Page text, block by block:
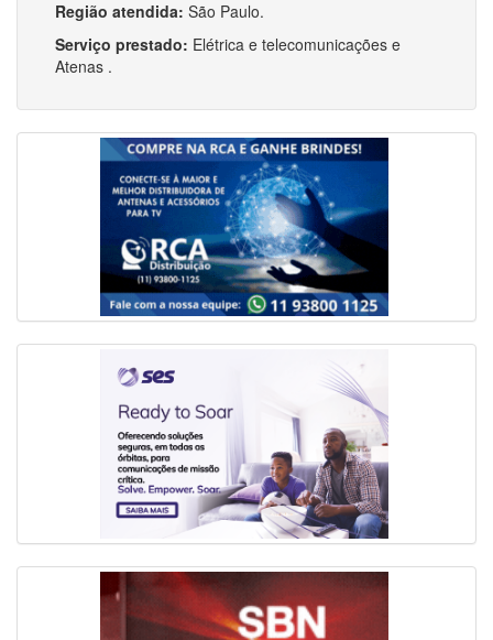
Região atendida: São Paulo.
Serviço prestado: Elétrica e telecomunicações e
Atenas .